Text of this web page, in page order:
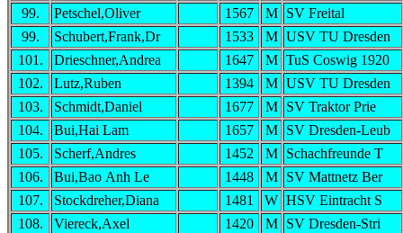
99. Petschel,Oliver 1567 M
SV Freital
99.
Schubert,Frank,Dr 1533 M USV TU Dresden
101.
Drieschner,Andrea 1647 M TuS Coswig 1920
102.
Lutz,Ruben 1394 M USV TU Dresden
103.
Schmidt,Daniel 1677 M
SV Traktor Prie
104.
Bui,Hai Lam 1657 M
SV Dresden-Leub
105.
Scherf,Andres 1452 M
Schachfreunde T
106.
Bui,Bao Anh Le 1448 M
SV Mattnetz Ber
107.
Stockdreher,Diana 1481 W HSV Eintracht S
108.
Viereck,Axel 1420 M
SV Dresden-Stri